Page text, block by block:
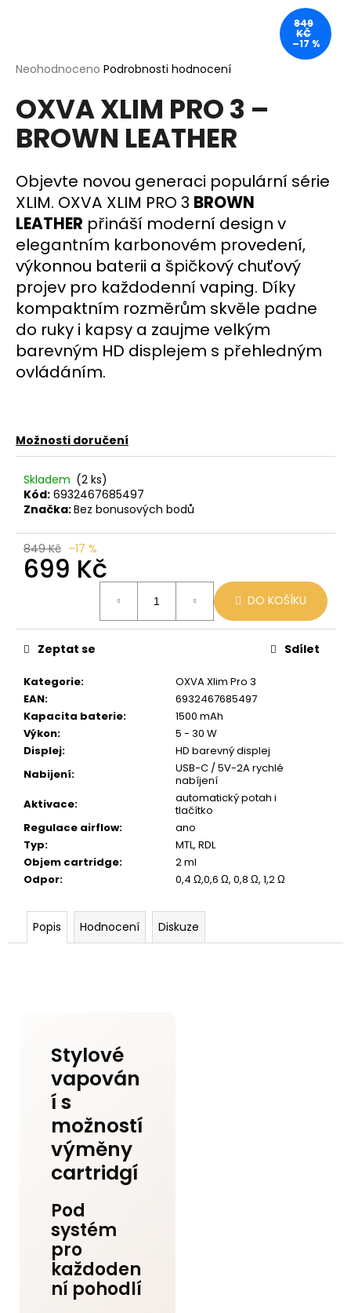
Průměrné
produktu
je
0,0
hvězdiček.
Neohodnoceno Podrobnosti hodnocení
OXVA XLIM PRO 3 –
BROWN LEATHER
Objevte novou generaci populární série
XLIM. OXVA XLIM PRO 3 BROWN
LEATHER přináší moderní design v
elegantním karbonovém provedení,
výkonnou baterii a špičkový chuťový
projev pro každodenní vaping. Díky
kompaktním rozměrům skvěle padne
do ruky i kapsy a zaujme velkým
barevným HD displejem s přehledným
ovládáním.
Možnosti doručení
Skladem (2 ks)
Kód: 6932467685497
Značka:Bez bonusových bodů
849 Kč –17 %
699 Kč
DO KOŠÍKU
Kategorie:
OXVA Xlim Pro 3
EAN:
6932467685497
Kapacita baterie:
1500 mAh
Výkon:
5 - 30 W
Displej:
HD barevný displej
Nabijení:
USB-C / 5V-2A rychlé
nabíjení
Aktivace:
automatický potah i
tlačítko
Regulace airflow:
ano
Typ:
MTL, RDL
Objem cartridge:
2 ml
Odpor: 0,4 Ω,0,6 Ω, 0,8 Ω, 1,2 Ω
Zeptat se Sdílet
849
KČ
–17 %
Popis Hodnocení Diskuze
Stylové
vapován
í s
možností
výměny
cartridgí
Pod
systém
pro
každoden
ní pohodlí
í
t
?
HLEDAT
D
o
p
o
r
u
č
u
e
BLACK
BABOON
BERG
16MG
800
169
Kč